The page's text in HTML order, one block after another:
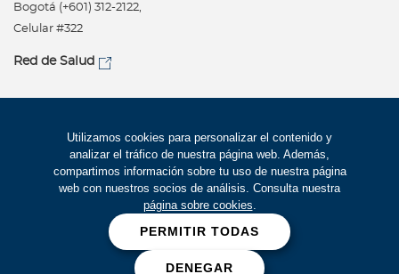
Utilizamos cookies para personalizar el contenido y
analizar el tráfico de nuestra página web. Además,
compartimos información sobre tu uso de nuestra página
web con nuestros socios de análisis. Consulta nuestra
página sobre cookies.
PERMITIR TODAS
DENEGAR
Bogotá (+601) 312-2122,
Celular #322
Red de Salud
Política de privacidad
Términos de uso
Accesibilidad
Trabaje con Bupa